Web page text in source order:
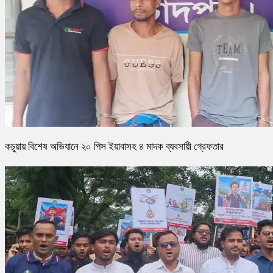
কচুয়ায় বিশেষ অভিযানে ২০ পিস ইয়াবাসহ ৪ মাদক ব্যবসায়ী গ্রেফতার